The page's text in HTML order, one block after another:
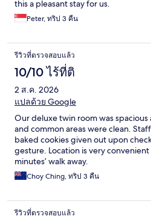
this a pleasant stay for us.
Peter, ทริป 3 คืน
รีวิวที่ตรวจสอบแล้ว
10/10 ไร้ที่ติ
2 ส.ค. 2026
แปลด้วย Google
Our deluxe twin room was
and common areas were clean.
baked cookies given out upon
gesture. Location is very
minutes’ walk away.
Choy Ching, ทริป 3 คืน
รีวิวที่ตรวจสอบแล้ว